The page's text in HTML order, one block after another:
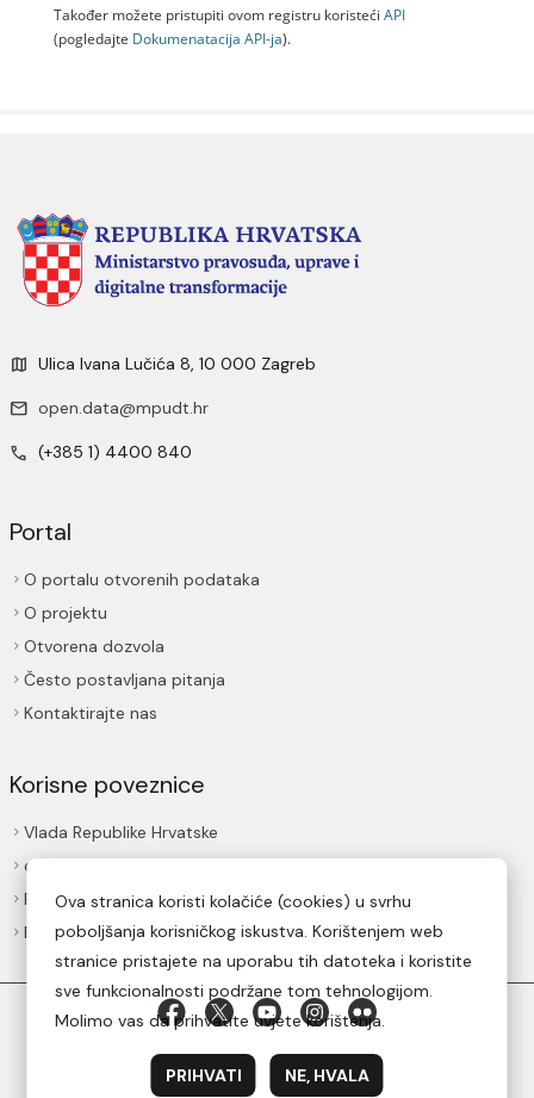
Također možete pristupiti ovom registru koristeći API
(pogledajte Dokumenаtаcijа API-jа).